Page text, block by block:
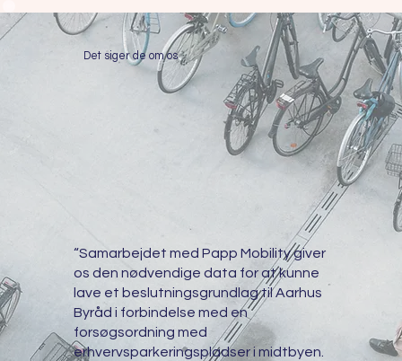
“Samarbejdet med Papp Mobility giver
os den nødvendige data for at kunne
lave et beslutningsgrundlag til Aarhus
Byråd i forbindelse med en
forsøgsordning med
erhvervsparkeringspladser i midtbyen.
Det siger de om os